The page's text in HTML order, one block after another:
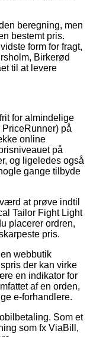
beregning, men
bestemt pris.
form for fragt,
Birkerød
til at levere
for almindelige
på
online
på
og ligeledes også
gange tilbyde
at prøve indtil
Tailor Fight Light
placerer ordren,
pris.
webbutik
der kan virke
en indikator for
af en orden,
e-forhandlere.
Som et
som fx ViaBill,